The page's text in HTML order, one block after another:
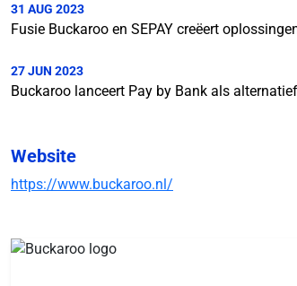
31 AUG 2023
Fusie Buckaroo en SEPAY creëert
27 JUN 2023
Buckaroo lanceert Pay by Bank als
Website
https://www.buckaroo.nl/